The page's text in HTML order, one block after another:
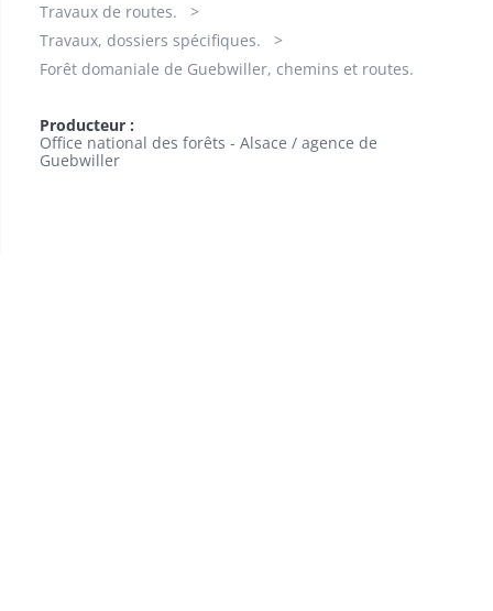
Travaux de routes.
Travaux, dossiers spécifiques.
Forêt domaniale de Guebwiller, chemins et routes.
Producteur :
Office national des forêts - Alsace / agence de
Guebwiller